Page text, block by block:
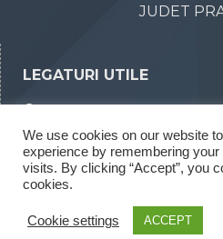
JUDET
LEGATURI UTILE
Declaratii de interese
Rapoarte legea 52/2003
We use cookies on our website
experience by remembering
visits. By clicking “Accept”, you
cookies.
Cookie settings ACCEPT